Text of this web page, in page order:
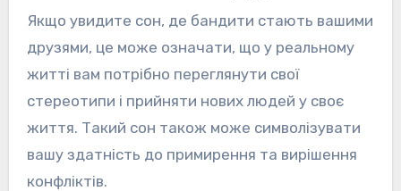
Якщо увидите сон, де бандити стають вашими
друзями, це може означати, що у реальному
житті вам потрібно переглянути свої
стереотипи і прийняти нових людей у своє
життя. Такий сон також може символізувати
вашу здатність до примирення та вирішення
конфліктів.